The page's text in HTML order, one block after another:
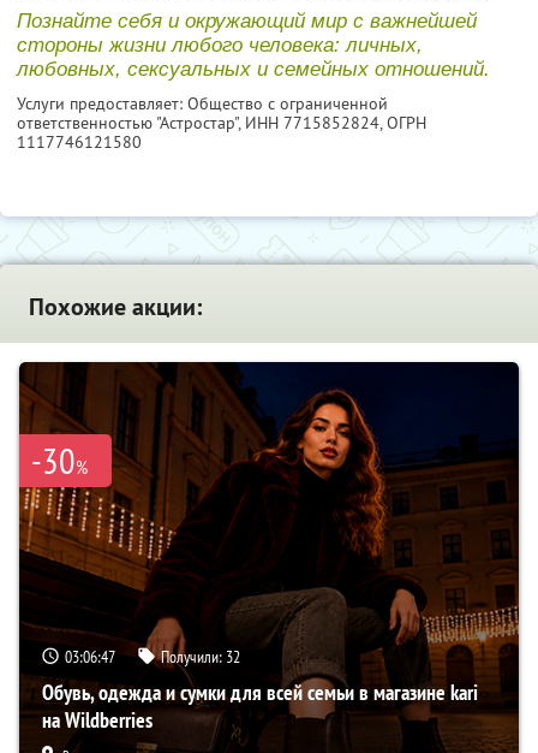
Познайте себя и окружающий мир с важнейшей
стороны жизни любого человека: личных,
любовных, сексуальных и семейных отношений.
Услуги предоставляет: Общество с ограниченной
ответственностью "Астростар", ИНН 7715852824, ОГРН
1117746121580
Похожие акции:
-30%
03:06:46 Получили: 32
Обувь, одежда и сумки для всей семьи в магазине kari
на Wildberries